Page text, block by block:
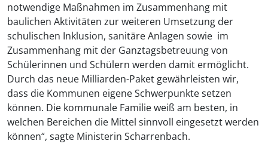
notwendige Maßnahmen im Zusammenhang mit
baulichen Aktivitäten zur weiteren Umsetzung der
schulischen Inklusion, sanitäre Anlagen sowie im
Zusammenhang mit der Ganztagsbetreuung von
Schülerinnen und Schülern werden damit ermöglicht.
Durch das neue Milliarden-Paket gewährleisten wir,
dass die Kommunen eigene Schwerpunkte setzen
können. Die kommunale Familie weiß am besten, in
welchen Bereichen die Mittel sinnvoll eingesetzt werden
können“, sagte Ministerin Scharrenbach.